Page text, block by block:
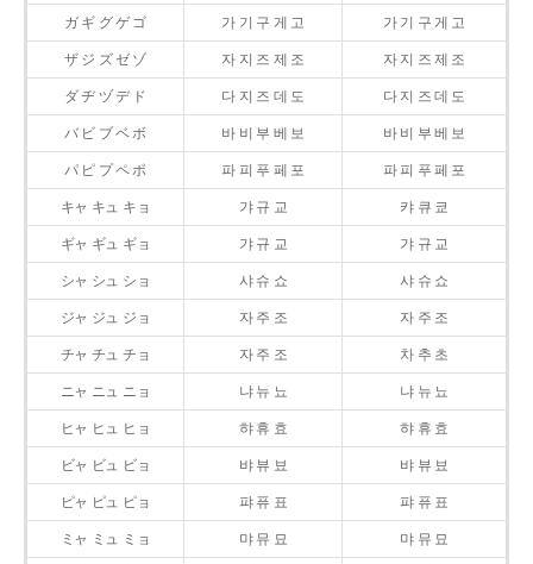
ガ ギ グ ゲ ゴ 가 기 구 게 고 가 기 구 게 고
ザ ジ ズ ゼ ゾ 자 지 즈 제 조 자 지 즈 제 조
ダ ヂ ヅ デ ド 다 지 즈 데 도 다 지 즈 데 도
バ ビ ブ ベ ボ 바 비 부 베 보 바 비 부 베 보
パ ピ プ ペ ポ 파 피 푸 페 포 파 피 푸 페 포
キャ キュ キョ 갸 규 교 캬 큐 쿄
ギャ ギュ ギョ 갸 규 교 갸 규 교
シャ シュ ショ 샤 슈 쇼 샤 슈 쇼
ジャ ジュ ジョ 자 주 조 자 주 조
チャ チュ チョ 자 주 조 차 추 초
ニャ ニュ ニョ 냐 뉴 뇨 냐 뉴 뇨
ヒャ ヒュ ヒョ 햐 휴 효 햐 휴 효
ビャ ビュ ビョ 뱌 뷰 뵤 뱌 뷰 뵤
ピャ ピュ ピョ 퍄 퓨 표 퍄 퓨 표
ミャ ミュ ミョ 먀 뮤 묘 먀 뮤 묘